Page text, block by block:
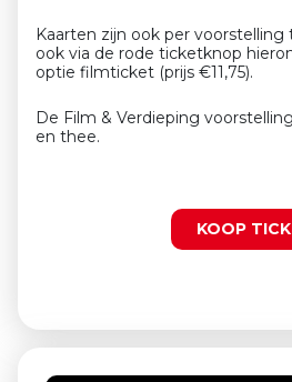
Kaarten zijn ook per
ook via de rode ticketknop
optie filmticket (prijs €11,75).
De Film & Verdieping
en thee.
KOOP